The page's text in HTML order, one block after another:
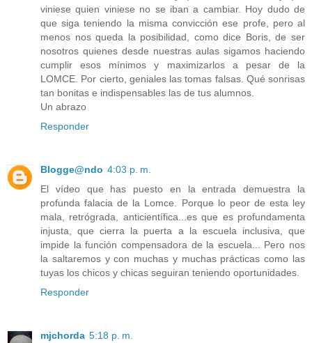
viniese quien viniese no se iban a cambiar. Hoy dudo de
que siga teniendo la misma convicción ese profe, pero al
menos nos queda la posibilidad, como dice Boris, de ser
nosotros quienes desde nuestras aulas sigamos haciendo
cumplir esos mínimos y maximizarlos a pesar de la
LOMCE. Por cierto, geniales las tomas falsas. Qué sonrisas
tan bonitas e indispensables las de tus alumnos.
Un abrazo
Responder
Blogge@ndo 4:03 p. m.
El vídeo que has puesto en la entrada demuestra la
profunda falacia de la Lomce. Porque lo peor de esta ley
mala, retrógrada, anticientífica...es que es profundamenta
injusta, que cierra la puerta a la escuela inclusiva, que
impide la función compensadora de la escuela... Pero nos
la saltaremos y con muchas y muchas prácticas como las
tuyas los chicos y chicas seguiran teniendo oportunidades.
Responder
mjchorda 5:18 p. m.